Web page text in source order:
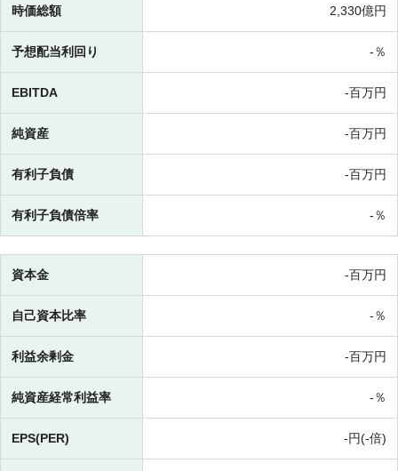
時価総額 2,330億円
予想配当利回り -％
EBITDA -百万円
純資産 -百万円
有利子負債 -百万円
有利子負債倍率 -％
資本金 -百万円
自己資本比率 -％
利益余剰金 -百万円
純資産経常利益率 -％
EPS(PER) -円(-倍)